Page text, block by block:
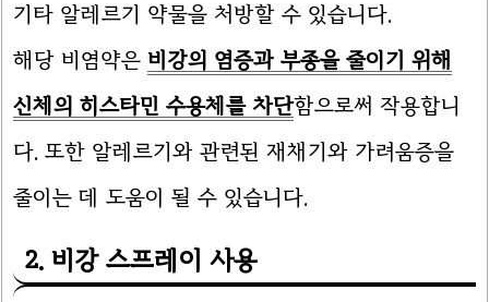
기타 알레르기 약물을 처방할 수 있습니다.
해당 비염약은 비강의 염증과 부종을 줄이기 위해
신체의 히스타민 수용체를 차단함으로써 작용합니
다. 또한 알레르기와 관련된 재채기와 가려움증을
줄이는 데 도움이 될 수 있습니다.
2. 비강 스프레이 사용